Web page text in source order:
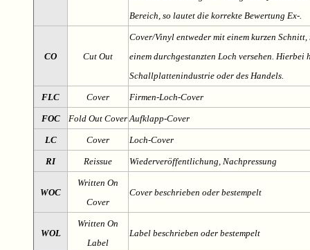
Bereich, so lautet die korrekte Bewertung Ex-.
CO Cut Out
Cover/Vinyl entweder mit einem kurzen
einem durchgestanzten Loch versehen. Hierbei
Schallplattenindustrie oder des Handels.
FLC Cover Firmen-Loch-Cover
FOC Fold Out Cover Aufklapp-Cover
LC Cover Loch-Cover
RI Reissue Wiederveröffentlichung, Nachpressung
WOC
Written On
Cover
Cover beschrieben oder bestempelt
WOL
Written On
Label
Label beschrieben oder bestempelt